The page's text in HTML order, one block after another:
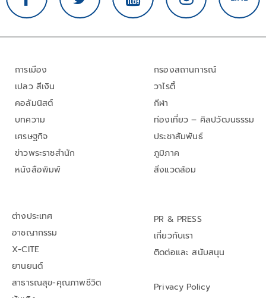
การเมือง
เปลว สีเงิน
คอลัมนิสต์
บทความ
เศรษฐกิจ
ข่าวพระราชสำนัก
หนังสือพิมพ์
กรองสถานการณ์
วาไรตี้
กีฬา
ท่องเที่ยว – ศิลปวัฒนธรรม
ประชาสัมพันธ์
ภูมิภาค
สิ่งแวดล้อม
ต่างประเทศ
อาชญากรรม
X-CITE
ยานยนต์
สาธารณสุข-คุณภาพชีวิต
PR & PRESS
เกี่ยวกับเรา
ติดต่อและ สนับสนุน
Privacy Policy